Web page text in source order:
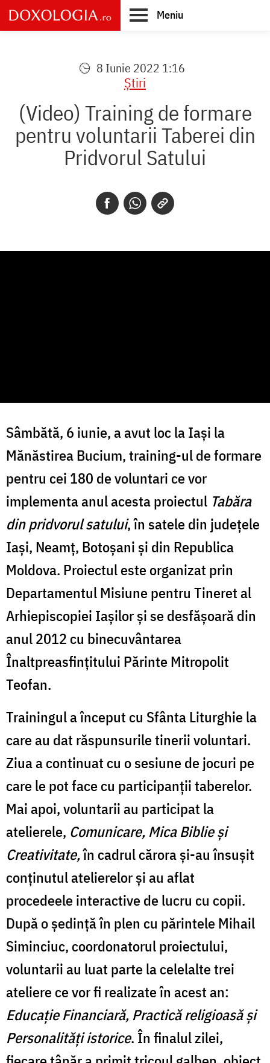
Skip
to
main
Meniu
8 Iunie 2022 1:16
Știri
(Video) Training de formare
pentru voluntarii Taberei din
Pridvorul Satului
Sâmbătă, 6 iunie, a avut loc la Iași la
Mănăstirea Bucium, training-ul de formare
pentru cei 180 de voluntari ce vor
implementa anul acesta proiectul Tabăra
din pridvorul satului, în satele din județele
Iași, Neamț, Botoșani și din Republica
Moldova. Proiectul este organizat prin
Departamentul Misiune pentru Tineret al
Arhiepiscopiei Iașilor și se desfășoară din
anul 2012 cu binecuvântarea
Înaltpreasfințitului Părinte Mitropolit
Teofan.
Trainingul a început cu Sfânta Liturghie la
care au dat răspunsurile tinerii voluntari.
Ziua a continuat cu o sesiune de jocuri pe
care le pot face cu participanții taberelor.
Mai apoi, voluntarii au participat la
atelierele, Comunicare, Mica Biblie și
Creativitate,în cadrul cărora și-au însușit
conținutul atelierelor și au aflat
procedeele interactive de lucru cu copii.
După o ședință în plen cu părintele Mihail
Siminciuc, coordonatorul proiectului,
voluntarii au luat parte la celelalte trei
ateliere ce vor fi realizate în acest an:
Educație Financiară, Practică religioasă și
Personalități istorice. În finalul zilei,